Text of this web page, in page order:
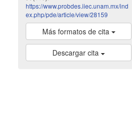
https://www.probdes.iiec.unam.mx/ind
ex.php/pde/article/view/28159
Más formatos de cita
Descargar cita